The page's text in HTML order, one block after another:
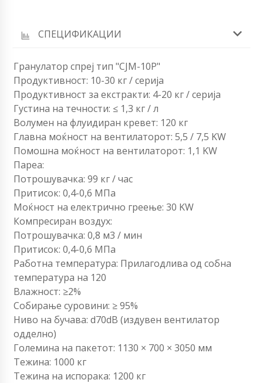
СПЕЦИФИКАЦИИ
Гранулатор спреј тип "CJM-10P"
Продуктивност: 10-30 кг / серија
Продуктивност за екстракти: 4-20 кг / серија
Густина на течности: ≤ 1,3 кг / л
Волумен на флуидиран кревет: 120 кг
Главна моќност на вентилаторот: 5,5 / 7,5 KW
Помошна моќност на вентилаторот: 1,1 KW
Пареа:
Потрошувачка: 99 кг / час
Притисок: 0,4-0,6 МПа
Моќност на електрично греење: 30 KW
Компресиран воздух:
Потрошувачка: 0,8 м3 / мин
Притисок: 0,4-0,6 МПа
Работна температура: Прилагодлива од собна
температура на 120
Влажност: ≥2%
Собирање суровини: ≥ 95%
Ниво на бучава: d70dB (издувен вентилатор
одделно)
Големина на пакетот: 1130 × 700 × 3050 мм
Тежина: 1000 кг
Тежина на испорака: 1200 кг